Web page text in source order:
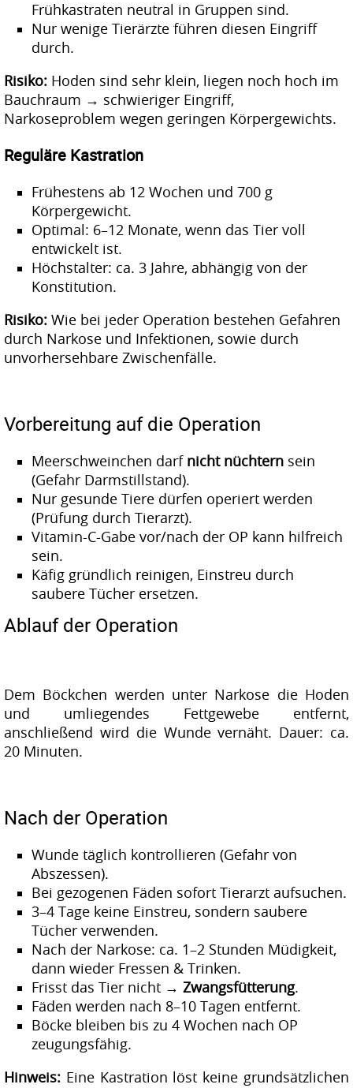
Frühkastraten neutral in Gruppen sind.
Nur wenige Tierärzte führen diesen Eingriff
durch.
Risiko: Hoden sind sehr klein, liegen noch hoch im
Bauchraum → schwieriger Eingriff,
Narkoseproblem wegen geringen Körpergewichts.
Reguläre Kastration
Frühestens ab 12 Wochen und 700 g
Körpergewicht.
Optimal: 6–12 Monate, wenn das Tier voll
entwickelt ist.
Höchstalter: ca. 3 Jahre, abhängig von der
Konstitution.
Risiko: Wie bei jeder Operation bestehen Gefahren
durch Narkose und Infektionen, sowie durch
unvorhersehbare Zwischenfälle.
Vorbereitung auf die Operation
Meerschweinchen darf nicht nüchtern sein
(Gefahr Darmstillstand).
Nur gesunde Tiere dürfen operiert werden
(Prüfung durch Tierarzt).
Vitamin-C-Gabe vor/nach der OP kann hilfreich
sein.
Käfig gründlich reinigen, Einstreu durch
saubere Tücher ersetzen.
Ablauf der Operation
Dem Böckchen werden unter Narkose die Hoden
und umliegendes Fettgewebe entfernt,
anschließend wird die Wunde vernäht. Dauer: ca.
20 Minuten.
Nach der Operation
Wunde täglich kontrollieren (Gefahr von
Abszessen).
Bei gezogenen Fäden sofort Tierarzt aufsuchen.
3–4 Tage keine Einstreu, sondern saubere
Tücher verwenden.
Nach der Narkose: ca. 1–2 Stunden Müdigkeit,
dann wieder Fressen & Trinken.
Frisst das Tier nicht → Zwangsfütterung.
Fäden werden nach 8–10 Tagen entfernt.
Böcke bleiben bis zu 4 Wochen nach OP
zeugungsfähig.
Hinweis: Eine Kastration löst keine grundsätzlichen